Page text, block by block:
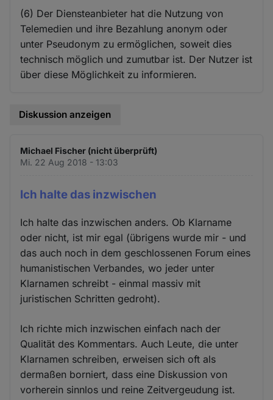
(6) Der Diensteanbieter hat die Nutzung von
Telemedien und ihre Bezahlung anonym oder
unter Pseudonym zu ermöglichen, soweit dies
technisch möglich und zumutbar ist. Der Nutzer ist
über diese Möglichkeit zu informieren.
Diskussion anzeigen
Michael Fischer (nicht überprüft)
Mi. 22 Aug 2018 - 13:03
Ich halte das inzwischen
Ich halte das inzwischen anders. Ob Klarname
oder nicht, ist mir egal (übrigens wurde mir - und
das auch noch in dem geschlossenen Forum eines
humanistischen Verbandes, wo jeder unter
Klarnamen schreibt - einmal massiv mit
juristischen Schritten gedroht).
Ich richte mich inzwischen einfach nach der
Qualität des Kommentars. Auch Leute, die unter
Klarnamen schreiben, erweisen sich oft als
dermaßen borniert, dass eine Diskussion von
vorherein sinnlos und reine Zeitvergeudung ist.